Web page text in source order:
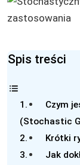
Spis treści
Czym
(Stochastic
Krótki
Jak